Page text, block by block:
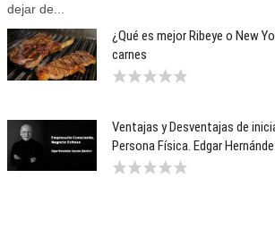
dejar de...
¿Qué es mejor Ribeye o New
carnes
Ventajas y Desventajas de
Persona Física. Edgar